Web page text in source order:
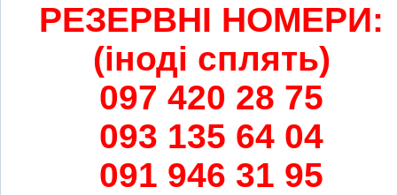
РЕЗЕРВНІ НОМЕРИ:
(іноді сплять)
097 420 28 75
093 135 64 04
091 946 31 95